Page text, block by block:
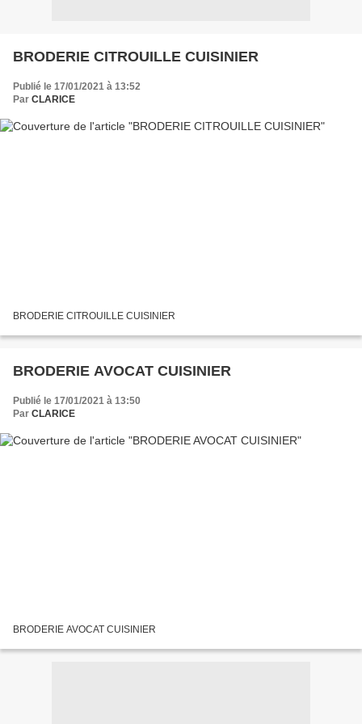
BRODERIE CITROUILLE CUISINIER
Publié le 17/01/2021 à 13:52
Par CLARICE
BRODERIE CITROUILLE CUISINIER
BRODERIE AVOCAT CUISINIER
Publié le 17/01/2021 à 13:50
Par CLARICE
BRODERIE AVOCAT CUISINIER